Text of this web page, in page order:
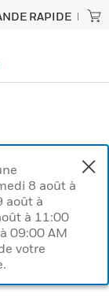
RAPIDE
8 août à
août à
à 11:00
09:00 AM
votre